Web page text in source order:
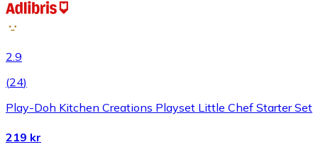
2.9
(24)
Play-Doh Kitchen Creations Playset Little Chef Starter Set
219 kr